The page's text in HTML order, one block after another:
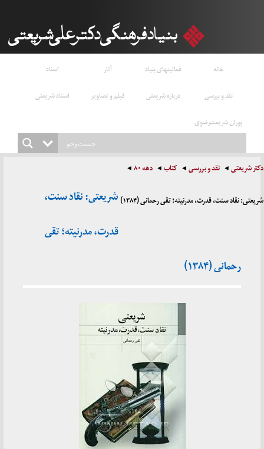
خانه فعالیتهای بنیاد آثار
اسناد
نقد و بررسی
درباره شریعتی فیلم و تصاویر
استاد شریعتی
پوران شریعت‌رضوی
دکتر شریعتی نقد و بررسی کتاب دهه ۸۰
شریعتی: نقاد سنت، قدرت، مدرنیته؛ تقی رحمانی (۱۳۸۴)
شریعتی: نقاد سنت،
قدرت، مدرنیته؛ تقی
رحمانی (۱۳۸۴)